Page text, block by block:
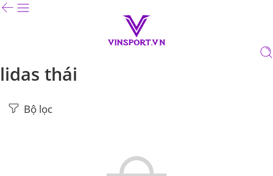
lidas thái
Bộ lọc